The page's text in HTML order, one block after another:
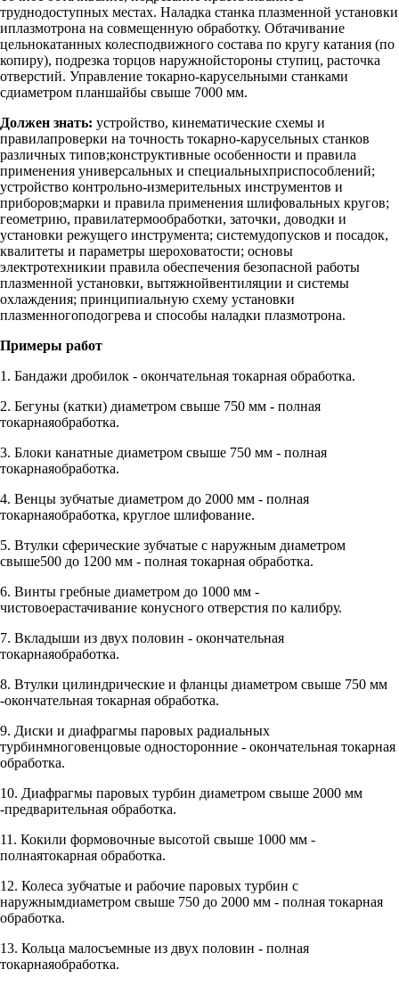
труднодоступных местах. Наладка станка плазменной установки
иплазмотрона на совмещенную обработку. Обтачивание
цельнокатанных колесподвижного состава по кругу катания (по
копиру), подрезка торцов наружнойстороны ступиц, расточка
отверстий. Управление токарно-карусельными станками
сдиаметром планшайбы свыше 7000 мм.
Должен знать: устройство, кинематические схемы и
правилапроверки на точность токарно-карусельных станков
различных типов;конструктивные особенности и правила
применения универсальных и специальныхприспособлений;
устройство контрольно-измерительных инструментов и
приборов;марки и правила применения шлифовальных кругов;
геометрию, правилатермообработки, заточки, доводки и
установки режущего инструмента; системудопусков и посадок,
квалитеты и параметры шероховатости; основы
электротехникии правила обеспечения безопасной работы
плазменной установки, вытяжнойвентиляции и системы
охлаждения; принципиальную схему установки
плазменногоподогрева и способы наладки плазмотрона.
Примеры работ
1. Бандажи дробилок - окончательная токарная обработка.
2. Бегуны (катки) диаметром свыше 750 мм - полная
токарнаяобработка.
3. Блоки канатные диаметром свыше 750 мм - полная
токарнаяобработка.
4. Венцы зубчатые диаметром до 2000 мм - полная
токарнаяобработка, круглое шлифование.
5. Втулки сферические зубчатые с наружным диаметром
свыше500 до 1200 мм - полная токарная обработка.
6. Винты гребные диаметром до 1000 мм -
чистовоерастачивание конусного отверстия по калибру.
7. Вкладыши из двух половин - окончательная
токарнаяобработка.
8. Втулки цилиндрические и фланцы диаметром свыше 750 мм
-окончательная токарная обработка.
9. Диски и диафрагмы паровых радиальных
турбинмноговенцовые односторонние - окончательная токарная
обработка.
10. Диафрагмы паровых турбин диаметром свыше 2000 мм
-предварительная обработка.
11. Кокили формовочные высотой свыше 1000 мм -
полнаятокарная обработка.
12. Колеса зубчатые и рабочие паровых турбин с
наружнымдиаметром свыше 750 до 2000 мм - полная токарная
обработка.
13. Кольца малосъемные из двух половин - полная
токарнаяобработка.